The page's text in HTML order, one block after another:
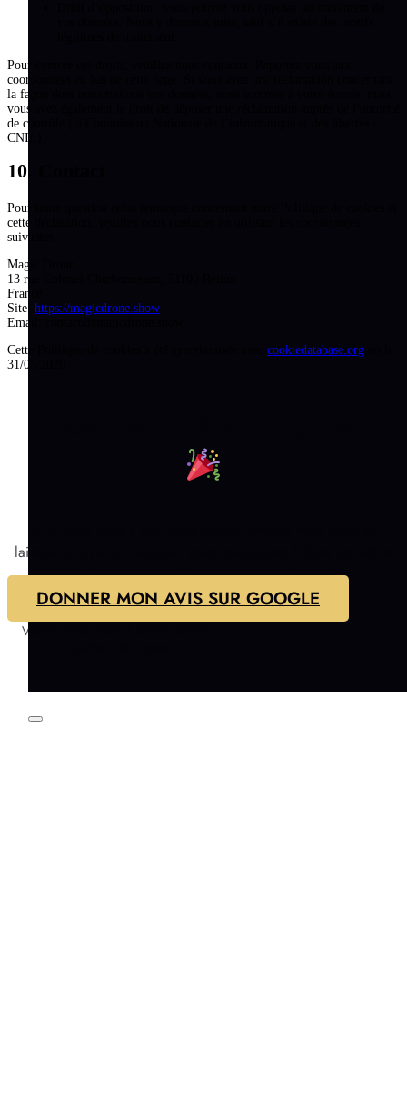
Pour exercer ces droits, veuillez nous contacter. Reportez-vous aux
coordonnées en bas de cette page. Si vous avez une réclamation concernant
la façon dont nous traitons vos données, nous sommes à votre écoute, mais
vous avez également le droit de déposer une réclamation auprès de l’autorité
de contrôle (la Commission Nationale de l’informatique et des libertés –
CNIL).
10. Contact
Pour toute question et/ou remarque concernant notre Politique de cookies et
cette déclaration, veuillez nous contacter en utilisant les coordonnées
suivantes :
Magic Drone
13 rue Colonel Charbonneaux, 51100 Reims
France
Site: https://magicdrone.show
Email:
Cette Politique de cookies a été syncrhonisée avec cookiedatabase.org
31/03/2026.
laissant un avis sur Google. Votre avis aidera à faire connaître
Le Voyageur des Rêves partout en France.
DONNER MON AVIS SUR GOOGLE
VOTRE AVIS AIDE À DÉVELOPPER LE